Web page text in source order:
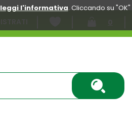
leggi l'informativa. Cliccando su "OK"